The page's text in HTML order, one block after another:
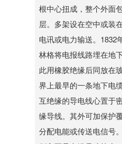
根中心扭成，整个外面
层。多架设在空中或装
电讯或电力输送。1832
林格将电报线路埋在地
此用橡胶绝缘后同放在
界上最早的一条地下电
互绝缘的导电线心置于
缘导线。其外可加保护
分配电能或传送电信号